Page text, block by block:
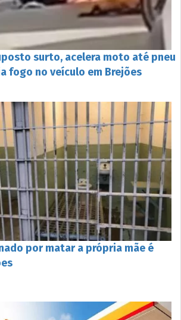
surto, acelera moto até pneu
fogo no veículo em Brejões
por matar a própria mãe é